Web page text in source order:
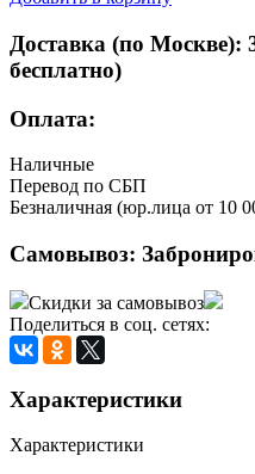
Доставка (по Москве):
бесплатно)
Оплата:
Наличные
Перевод по СБП
Безналичная (юр.лица от 10
Самовывоз:
Скидки за самовывоз
Поделиться в соц. сетях:
Характеристики
Характеристики